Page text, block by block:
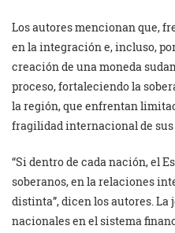
Los autores mencionan que,
en la integración e, incluso,
creación de una moneda
proceso, fortaleciendo la
la región, que enfrentan
fragilidad internacional de
“Si dentro de cada nación, el
soberanos, en la relaciones
distinta”, dicen los autores.
nacionales en el sistema